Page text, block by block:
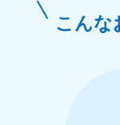
こんな